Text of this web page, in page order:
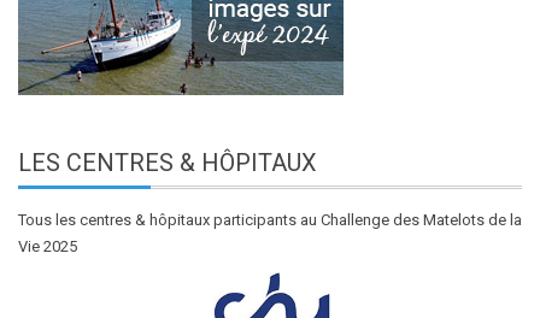
LES CENTRES & HÔPITAUX
Tous les centres & hôpitaux participants au Challenge des Matelots de la
Vie 2025